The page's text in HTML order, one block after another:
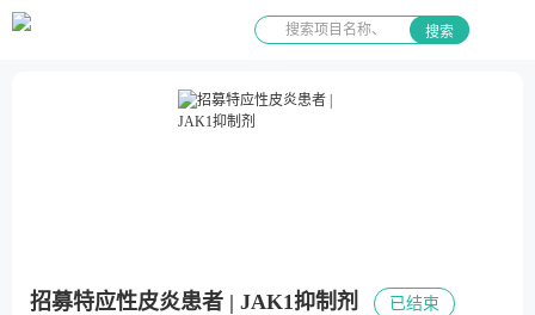
搜索
招募特应性皮炎患者 | JAK1抑制剂 已结束